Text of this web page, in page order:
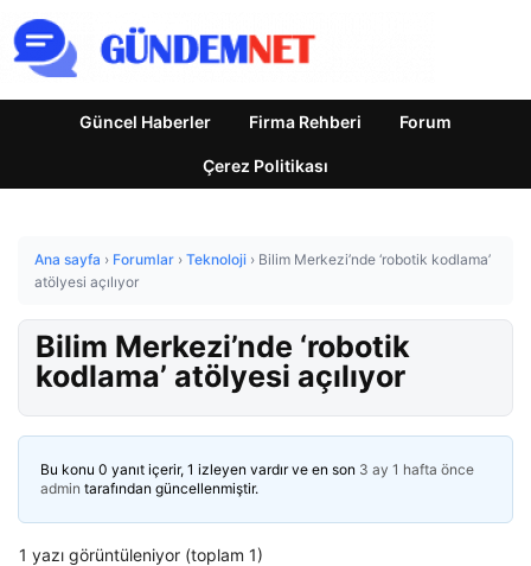
Güncel Haberler Firma Rehberi Forum
Çerez Politikası
Ana sayfa › Forumlar › Teknoloji › Bilim Merkezi’nde ‘robotik kodlama’
atölyesi açılıyor
Bilim Merkezi’nde ‘robotik
kodlama’ atölyesi açılıyor
Bu konu 0 yanıt içerir, 1 izleyen vardır ve en son 3 ay 1 hafta önce
admin tarafından güncellenmiştir.
1 yazı görüntüleniyor (toplam 1)